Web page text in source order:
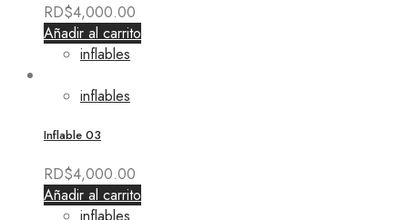
RD$4,000.00
Añadir al carrito
inflables
inflables
Inflable 03
RD$4,000.00
Añadir al carrito
inflables